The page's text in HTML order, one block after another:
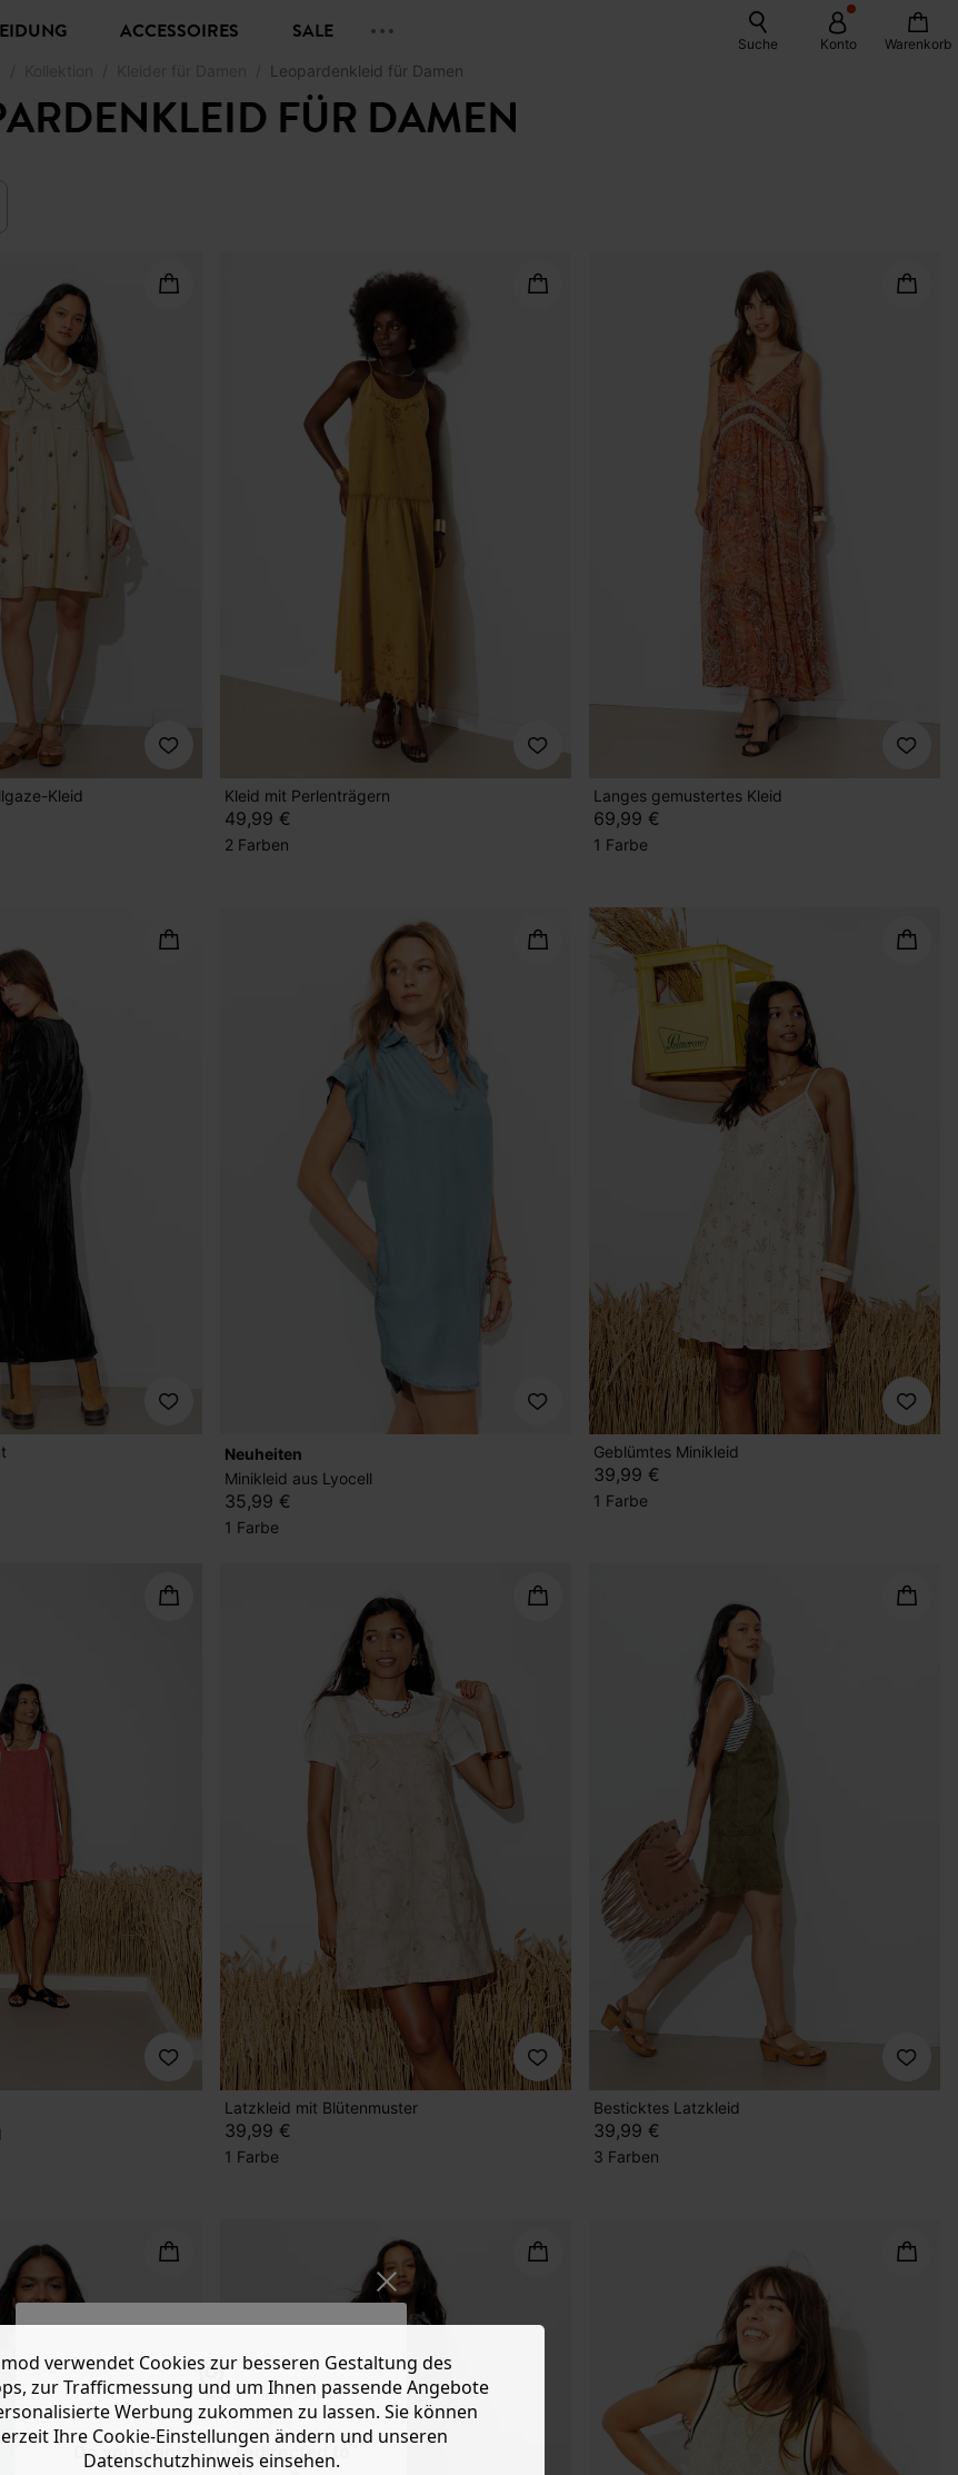
Do you want to be redirected to
ACCESSOIRES SALE Suche Konto Warenkorb
Leopardenkleid für Damen
FÜR DAMEN
Kleid Kleid mit Perlenträgern
49,99 €
2 Farben
Langes gemustertes Kleid
69,99 €
1 Farbe
Neuheiten
Minikleid aus Lyocell
35,99 €
1 Farbe
Geblümtes Minikleid
39,99 €
1 Farbe
Latzkleid mit Blütenmuster
39,99 €
1 Farbe
Besticktes Latzkleid
39,99 €
3 Farben
verwendet Cookies zur besseren Gestaltung des
zur Trafficmessung und um Ihnen passende Angebote
Werbung zukommen zu lassen. Sie können
Ihre Cookie-Einstellungen ändern und unseren
Datenschutzhinweis einsehen.